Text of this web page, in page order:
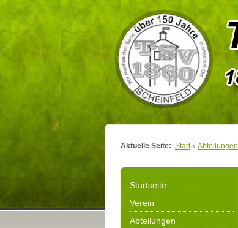
Aktuelle Seite: Start Abteilungen
Startseite
Verein
Abteilungen